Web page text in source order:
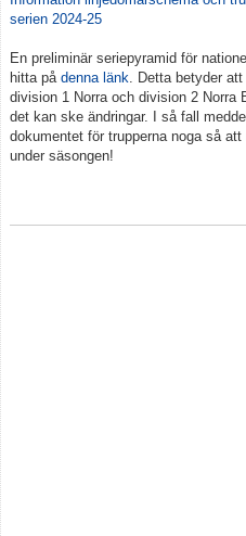
serien 2024-25
En preliminär seriepyramid för
hitta på denna länk. Detta betyder
division 1 Norra och division 2
det kan ske ändringar. I så fall
dokumentet för trupperna noga så
under säsongen!